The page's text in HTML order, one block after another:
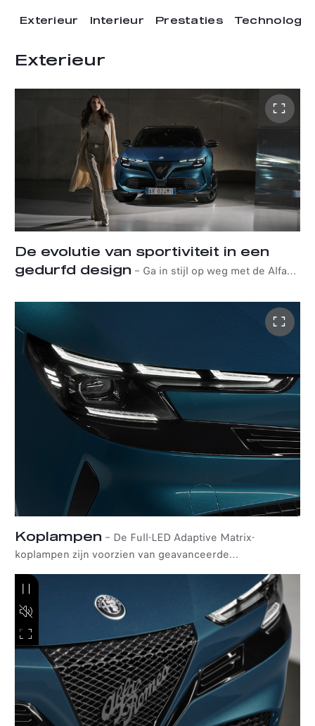
Exterieur Interieur Prestaties Technologie
Exterieur
De evolutie van sportiviteit in een
gedurfd design – Ga in stijl op weg met de Alfa
samensmelten met innovatie en passie voor autorijden.
Maak kennis met een sportieve compacte auto die u
sensatie van moderne sportiviteit laat ervaren.
Koplampen – De Full-LED Adaptive Matrix-
koplampen zijn voorzien van geavanceerde
technologieën voor superieur zicht op de weg onder alle
omstandigheden. Daarnaast geven ze de auto zijn
kenmerkende looks die de essentie van Alfa Romeo's
designtaal belichaamt.